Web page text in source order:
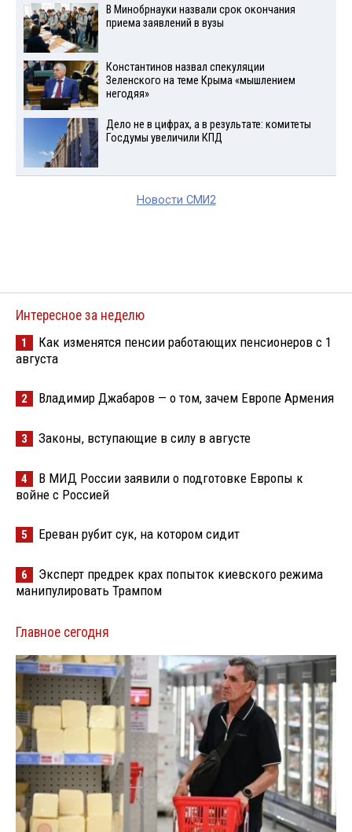
В Минобрнауки назвали срок окончания
приема заявлений в вузы
Константинов назвал спекуляции
Зеленского на теме Крыма «мышлением
негодяя»
Дело не в цифрах, а в результате: комитеты
Госдумы увеличили КПД
Новости СМИ2
Интересное за неделю
1
Как изменятся пенсии работающих пенсионеров с 1
августа
2 Владимир Джабаров — о том, зачем Европе Армения
3 Законы, вступающие в силу в августе
4
В МИД России заявили о подготовке Европы к
войне с Россией
5 Ереван рубит сук, на котором сидит
6
Эксперт предрек крах попыток киевского режима
манипулировать Трампом
Главное сегодня